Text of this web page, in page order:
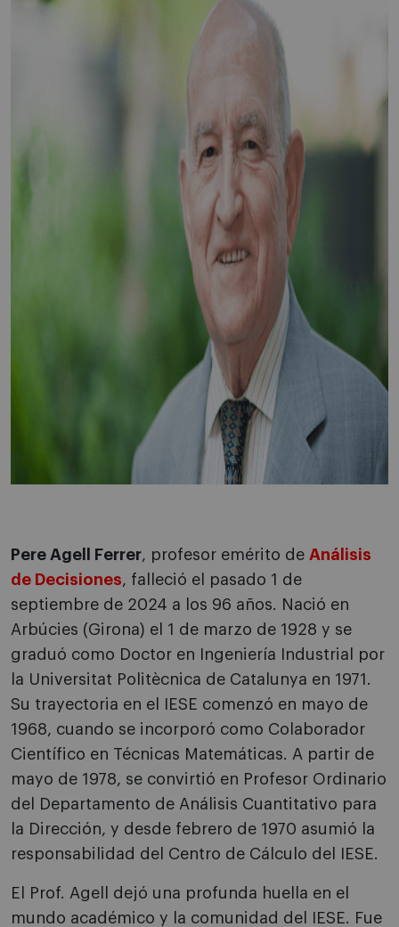
Pere Agell Ferrer, profesor emérito de Análisis
de Decisiones, falleció el pasado 1 de
septiembre de 2024 a los 96 años. Nació en
Arbúcies (Girona) el 1 de marzo de 1928 y se
graduó como Doctor en Ingeniería Industrial por
la Universitat Politècnica de Catalunya en 1971.
Su trayectoria en el IESE comenzó en mayo de
1968, cuando se incorporó como Colaborador
Científico en Técnicas Matemáticas. A partir de
mayo de 1978, se convirtió en Profesor Ordinario
del Departamento de Análisis Cuantitativo para
la Dirección, y desde febrero de 1970 asumió la
responsabilidad del Centro de Cálculo del IESE.
El Prof. Agell dejó una profunda huella en el
mundo académico y la comunidad del IESE. Fue